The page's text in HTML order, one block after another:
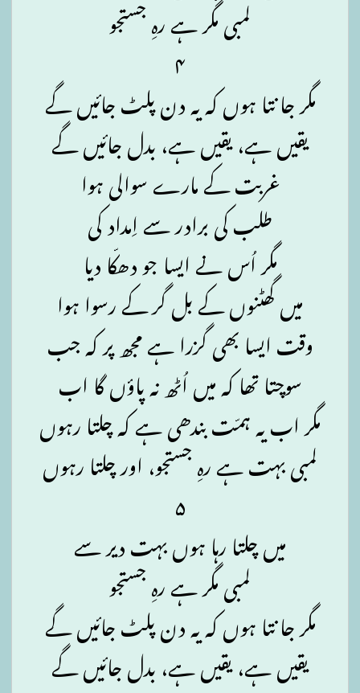
لمبی مگر ہے رہِ جستجو
۴
مگر جانتا ہوں کہ یہ دن پلٹ جائیں گے
یقیں ہے، یقیں ہے، بدل جائیں گے
غربت کے مارے سوالی ہوا
طلب کی برادر سے اِمداد کی
مگر اُس نے ایسا جو دھکّا دیا
میں گھٹنوں کے بل گر کے رسوا ہوا
وقت ایسا بھی گزرا ہے مجھ پر کہ جب
سوچتا تھا کہ میں اُٹھ نہ پاؤں گا اب
مگر اب یہ ہمّت بندھی ہے کہ چلتا رہوں
لمبی بہت ہے رہِ جستجو، اور چلتا رہوں
۵
میں چلتا رہا ہوں بہت دیر سے
لمبی مگر ہے رہِ جستجو
مگر جانتا ہوں کہ یہ دن پلٹ جائیں گے
یقیں ہے، یقیں ہے، بدل جائیں گے